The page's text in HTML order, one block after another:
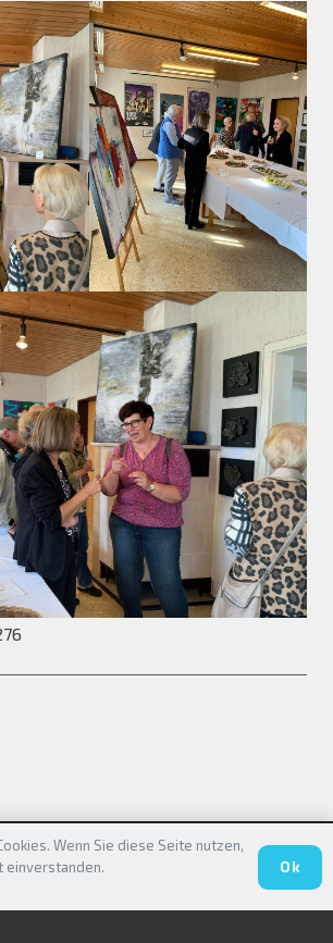
Baacher Dorfgemeinschaft
Wenn Sie diese Seite nutzen,
einverstanden.
Ok